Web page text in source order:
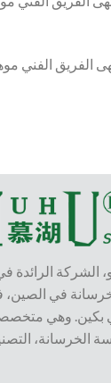
الرائدة
في
١٩٨٨ في بكين. وهي
الخرسانة،